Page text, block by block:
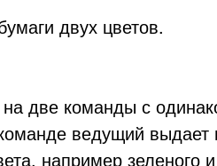
двух цветов.
две команды с
ведущий выдает
например зеленого